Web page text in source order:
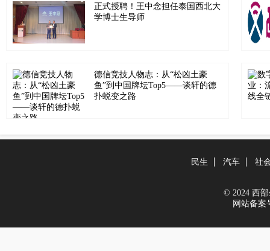
正式授聘！王中念担任泰国西北大
学博士生导师
德信竞技人物志：从“松凶土豪
鱼”到中国牌坛Top5——谈轩的德
扑蜕变之路
民生 汽车 社
© 2024 西部
网站备案